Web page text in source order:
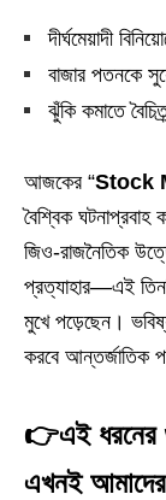
দীর্ঘমেয়াদী
বাজার পতনকে
ঝুঁকি কমাতে
আজকের “Stock
বৈশ্বিক
জিও-রাজনৈতিক
প্রত্যাহার—এই
মুখে পড়েছেন।
করবে আন্তর্জাতিক
👉এই ধরনের
এখনই আমাদের